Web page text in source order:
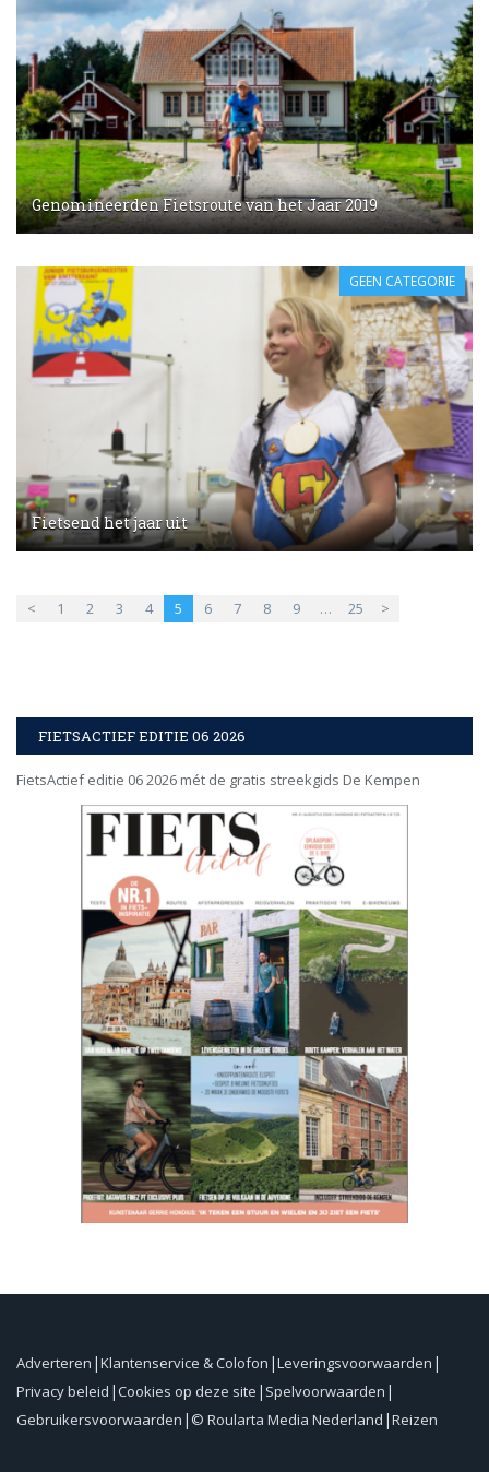
Genomineerden Fietsroute van het Jaar 2019
Fietsend het jaar uit
GEEN CATEGORIE
< 1 2 3 4 5 6 7 8 9 … 25 >
FIETSACTIEF EDITIE 06 2026
FietsActief editie 06 2026 mét de gratis streekgids De Kempen
Adverteren Klantenservice & Colofon Leveringsvoorwaarden
Privacy beleid Cookies op deze site Spelvoorwaarden
Gebruikersvoorwaarden © Roularta Media Nederland Reizen